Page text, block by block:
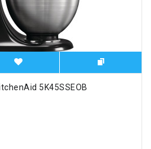
5K45SSEOB